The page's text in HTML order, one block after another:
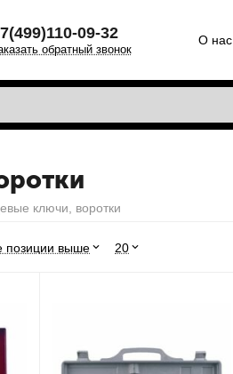
09-32
обратный звонок
О нас
ключи, воротки
позиции выше 20